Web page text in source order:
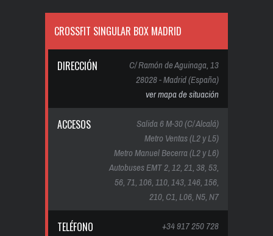
CROSSFIT SINGULAR BOX MADRID
DIRECCIÓN
C/ Ramón de Aguinaga, 13
28028 - Madrid (España)
ver mapa de situación
ACCESOS
Salida 6 M-30 (C/ Alcalá)
Metro Ventas (L2 y L5)
Metro Manuel Becerra (L2 y L6)
Autobuses EMT 2, 12, 21, 38, 53,
56, 71, 106, 110, 143, 146, 156,
210, C1, L06, N5, N7
TELÉFONO
+34 917 250 728